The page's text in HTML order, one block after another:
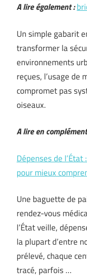
A lire également :
Un simple gabarit
transformer la
environnements
reçues, l’usage de
compromet pas
oiseaux.
A lire en
Dépenses de
pour mieux
Une baguette de
rendez-vous
l’État veille,
la plupart d’entre
prélevé, chaque
tracé, parfois …